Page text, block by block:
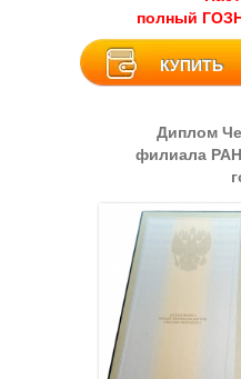
полный
КУПИТЬ
Диплом
филиала